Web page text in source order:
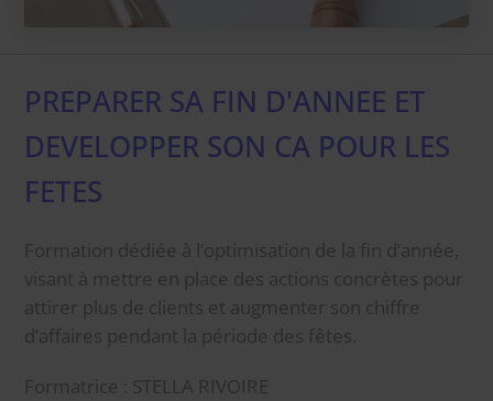
PREPARER SA FIN D'ANNEE ET
DEVELOPPER SON CA POUR LES
FETES
Formation dédiée à l’optimisation de la fin d’année,
visant à mettre en place des actions concrètes pour
attirer plus de clients et augmenter son chiffre
d’affaires pendant la période des fêtes.
Formatrice : STELLA RIVOIRE